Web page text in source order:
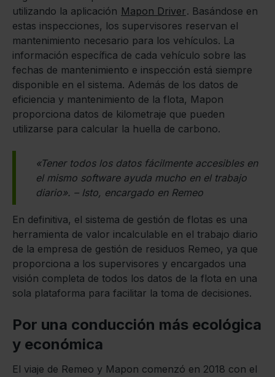
utilizando la aplicación Mapon Driver. Basándose en
estas inspecciones, los supervisores reservan el
mantenimiento necesario para los vehículos. La
información específica de cada vehículo sobre las
fechas de mantenimiento e inspección está siempre
disponible en el sistema. Además de los datos de
eficiencia y mantenimiento de la flota, Mapon
proporciona datos de kilometraje que pueden
utilizarse para calcular la huella de carbono.
«Tener todos los datos fácilmente accesibles en
el mismo software ayuda mucho en el trabajo
diario». – Isto, encargado en Remeo
En definitiva, el sistema de gestión de flotas es una
herramienta de valor incalculable en el trabajo diario
de la empresa de gestión de residuos Remeo, ya que
proporciona a los supervisores y encargados una
visión completa de todos los datos de la flota en una
sola plataforma para facilitar la toma de decisiones.
Por una conducción más ecológica
y económica
El viaje de Remeo y Mapon comenzó en 2018 con el